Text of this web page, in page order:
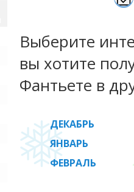
Выберите
вы хотите
Фантьете в
ДЕКАБРЬ
ЯНВАРЬ
ФЕВРАЛЬ